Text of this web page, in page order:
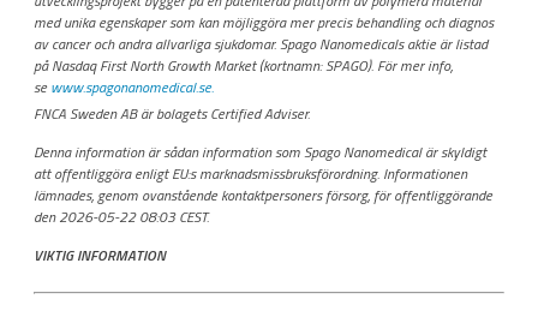
med unika egenskaper som kan möjliggöra mer precis behandling och diagnos
av cancer och andra allvarliga sjukdomar. Spago Nanomedicals aktie är listad
på Nasdaq First North Growth Market (kortnamn: SPAGO). För mer info,
sewww.spagonanomedical.se.
FNCA Sweden AB är bolagets Certified Adviser.
Denna information är sådan information som Spago Nanomedical är skyldigt
att offentliggöra enligt EU:s marknadsmissbruksförordning. Informationen
lämnades, genom ovanstående kontaktpersoners försorg, för offentliggörande
den 2026-05-22 08:03 CEST.
VIKTIG INFORMATION